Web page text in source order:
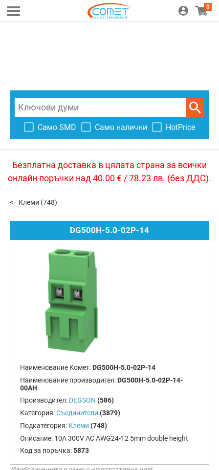
0
Само SMD Само налични HotPrice
Безплатна доставка в цялата страна за всички
онлайн поръчки над 40.00 € / 78.23 лв. (без ДДС).
Клеми (748)
DG500H-5.0-02P-14
Наименование Комет: DG500H-5.0-02P-14
Наименование производител: DG500H-5.0-02P-14-
00AH
Производител: DEGSON (586)
Категория:Съединители (3879)
Подкатегория: Клеми (748)
Описание: 10A 300V AC AWG24-12 5mm double height
Код за поръчка:5873